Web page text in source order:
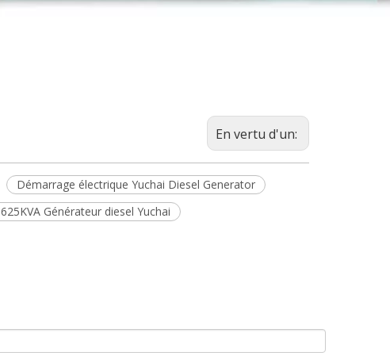
En vertu d'un:
Démarrage électrique Yuchai Diesel Generator
625KVA Générateur diesel Yuchai